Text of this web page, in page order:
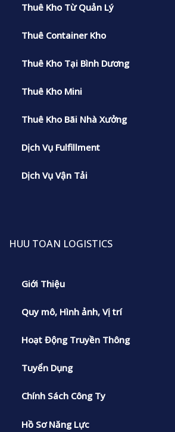
Thuê Kho Từ Quản Lý
Thuê Container Kho
Thuê Kho Tại Bình Dương
Thuê Kho Mini
Thuê Kho Bãi Nhà Xưởng
Dịch Vụ Fulfillment
Dịch Vụ Vận Tải
HUU TOAN LOGISTICS
Giới Thiệu
Quy mô, Hình ảnh, Vị trí
Hoạt Động Truyền Thông
Tuyển Dụng
Chính Sách Công Ty
Hồ Sơ Năng Lực